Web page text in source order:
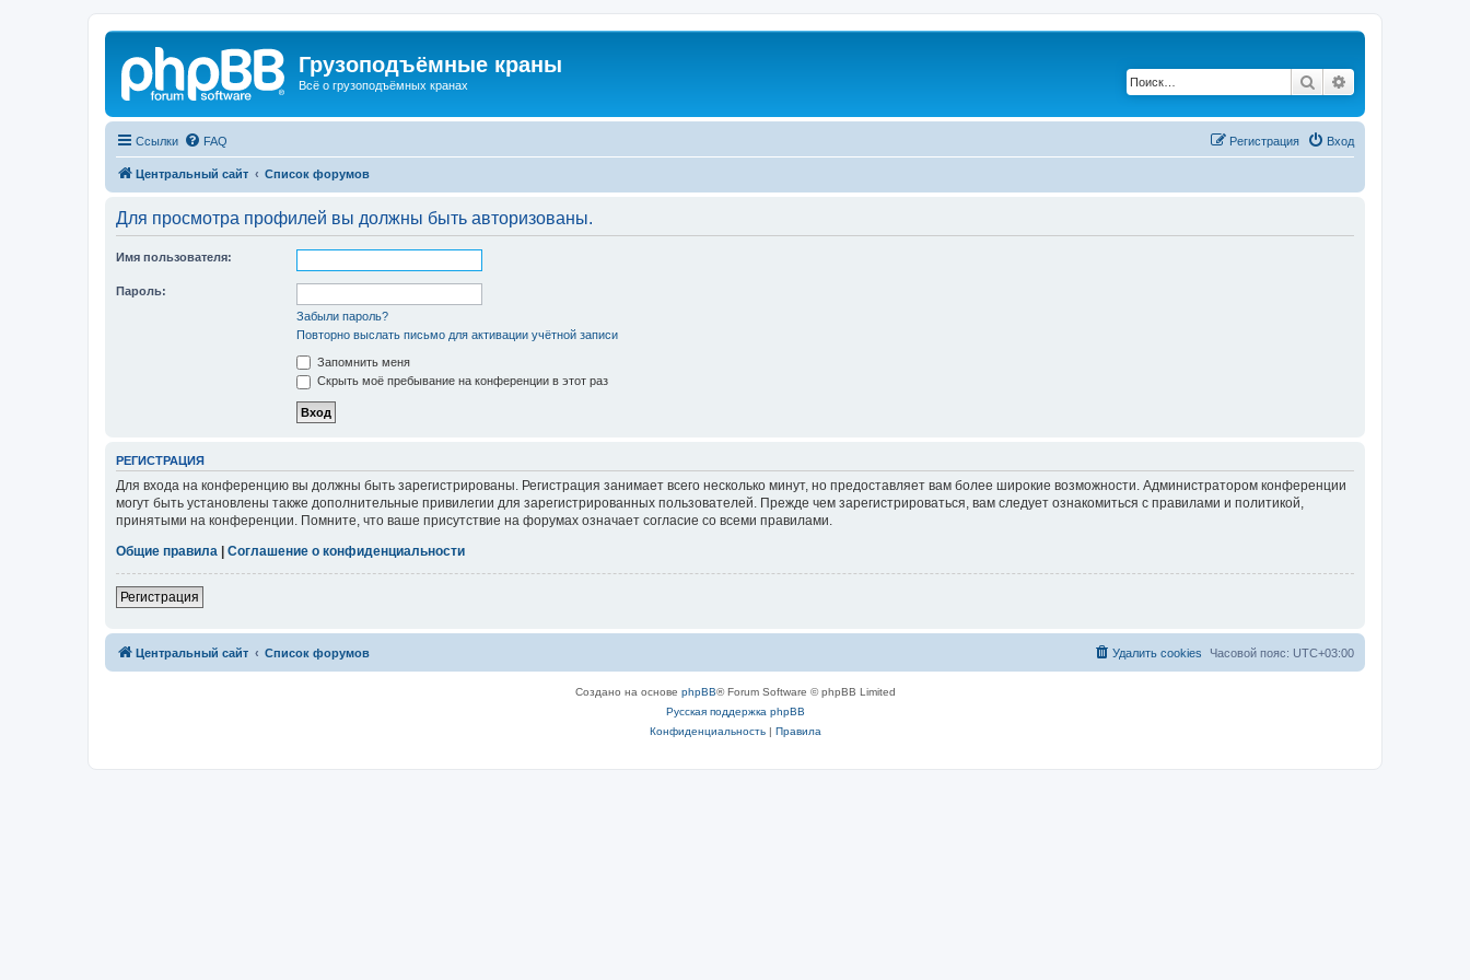
Грузоподъёмные краны
Всё о грузоподъёмных кранах Поиск
Ссылки FAQ Вход
Регистрация
Центральный сайт Список форумов
Для просмотра профилей вы должны быть авторизованы.
Имя пользователя:
Пароль:
Забыли пароль?
Повторно выслать письмо для активации учётной записи
Запомнить меня
Скрыть моё пребывание на конференции в этот раз
РЕГИСТРАЦИЯ
Для входа на конференцию вы должны быть зарегистрированы. Регистрация занимает всего несколько минут, но предоставляет вам более широкие возможности. Администратором конференции
могут быть установлены также дополнительные привилегии для зарегистрированных пользователей. Прежде чем зарегистрироваться, вам следует ознакомиться с правилами и политикой,
принятыми на конференции. Помните, что ваше присутствие на форумах означает согласие со всеми правилами.
Общие правила
Соглашение о конфиденциальности
Регистрация
Центральный сайт Список форумов Часовой пояс: UTC+03:00
Удалить cookies
Создано на основе phpBB® Forum Software © phpBB Limited
Русская поддержка phpBB
Конфиденциальность| Правила